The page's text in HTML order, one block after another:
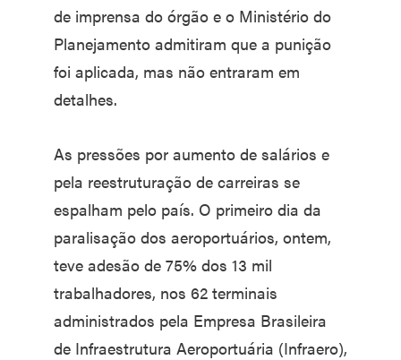
de imprensa do órgão e o Ministério do
Planejamento admitiram que a punição
foi aplicada, mas não entraram em
detalhes.
As pressões por aumento de salários e
pela reestruturação de carreiras se
espalham pelo país. O primeiro dia da
paralisação dos aeroportuários, ontem,
teve adesão de 75% dos 13 mil
trabalhadores, nos 62 terminais
administrados pela Empresa Brasileira
de Infraestrutura Aeroportuária (Infraero),